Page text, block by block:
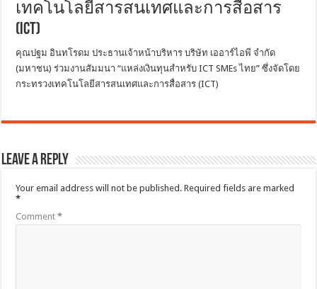
เทคโนโลยีสารสนเทศและการสื่อสาร
(ICT)
คุณปฐม อินทโรดม ประธานเจ้าหน้าบริหาร บริษัท เออาร์ไอพี จำกัด
(มหาชน) ร่วมงานสัมมนา “แหล่งเงินทุนสำหรับ ICT SMEs ไทย” ซึ่งจัดโดย
กระทรวงเทคโนโลยีสารสนเทศและการสื่อสาร (ICT)
Leave a Reply
Your email address will not be published. Required fields are marked
*
Comment*